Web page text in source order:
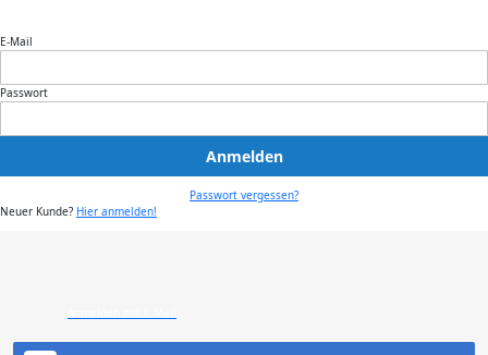
E-Mail
Passwort
Anmelden
Passwort vergessen?
Neuer Kunde? Hier anmelden!